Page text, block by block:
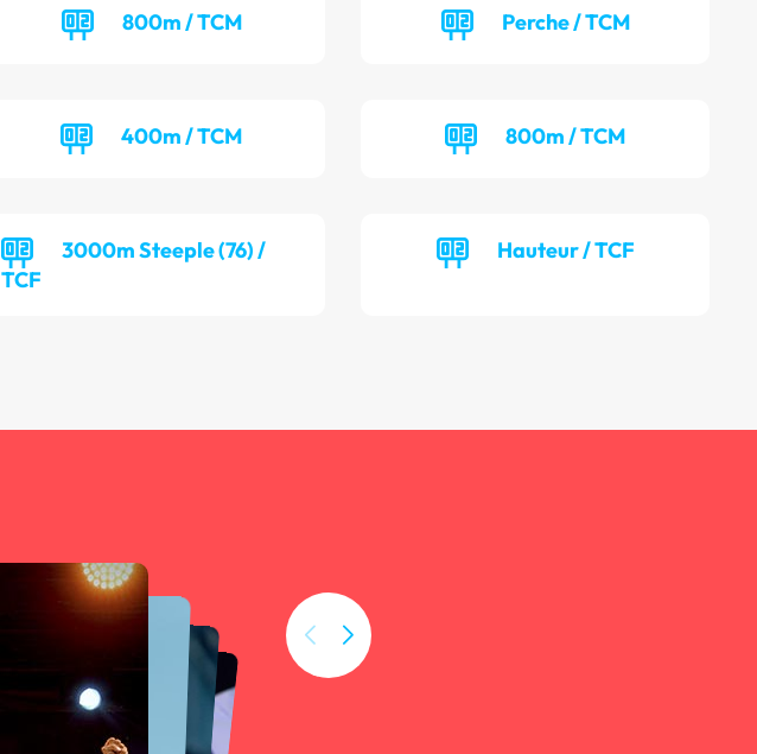
800m / TCM Perche / TCM
400m / TCM 800m / TCM
3000m Steeple (76) /
TCF
Hauteur / TCF